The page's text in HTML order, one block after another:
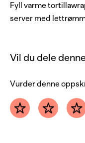
Fyll varme
server med
Vil du dele
Vurder denne